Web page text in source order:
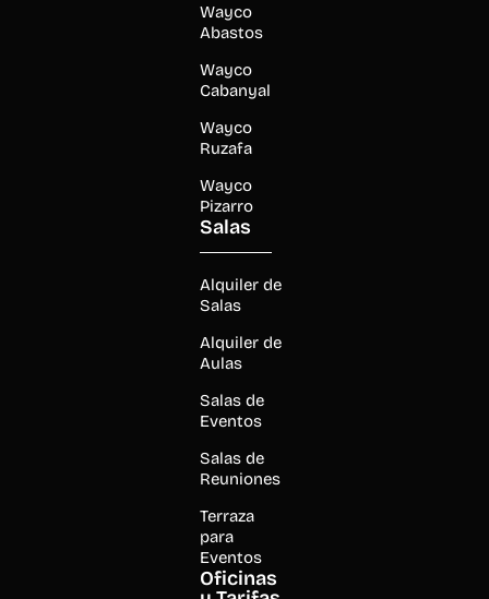
Wayco
Abastos
Wayco
Cabanyal
Wayco
Ruzafa
Wayco
Pizarro
Salas
Alquiler de
Salas
Alquiler de
Aulas
Salas de
Eventos
Salas de
Reuniones
Terraza
para
Eventos
Oficinas